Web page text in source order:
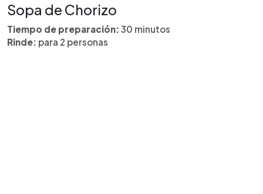
Sopa de Chorizo
Tiempo de preparación: 30 minutos
Rinde: para 2 personas